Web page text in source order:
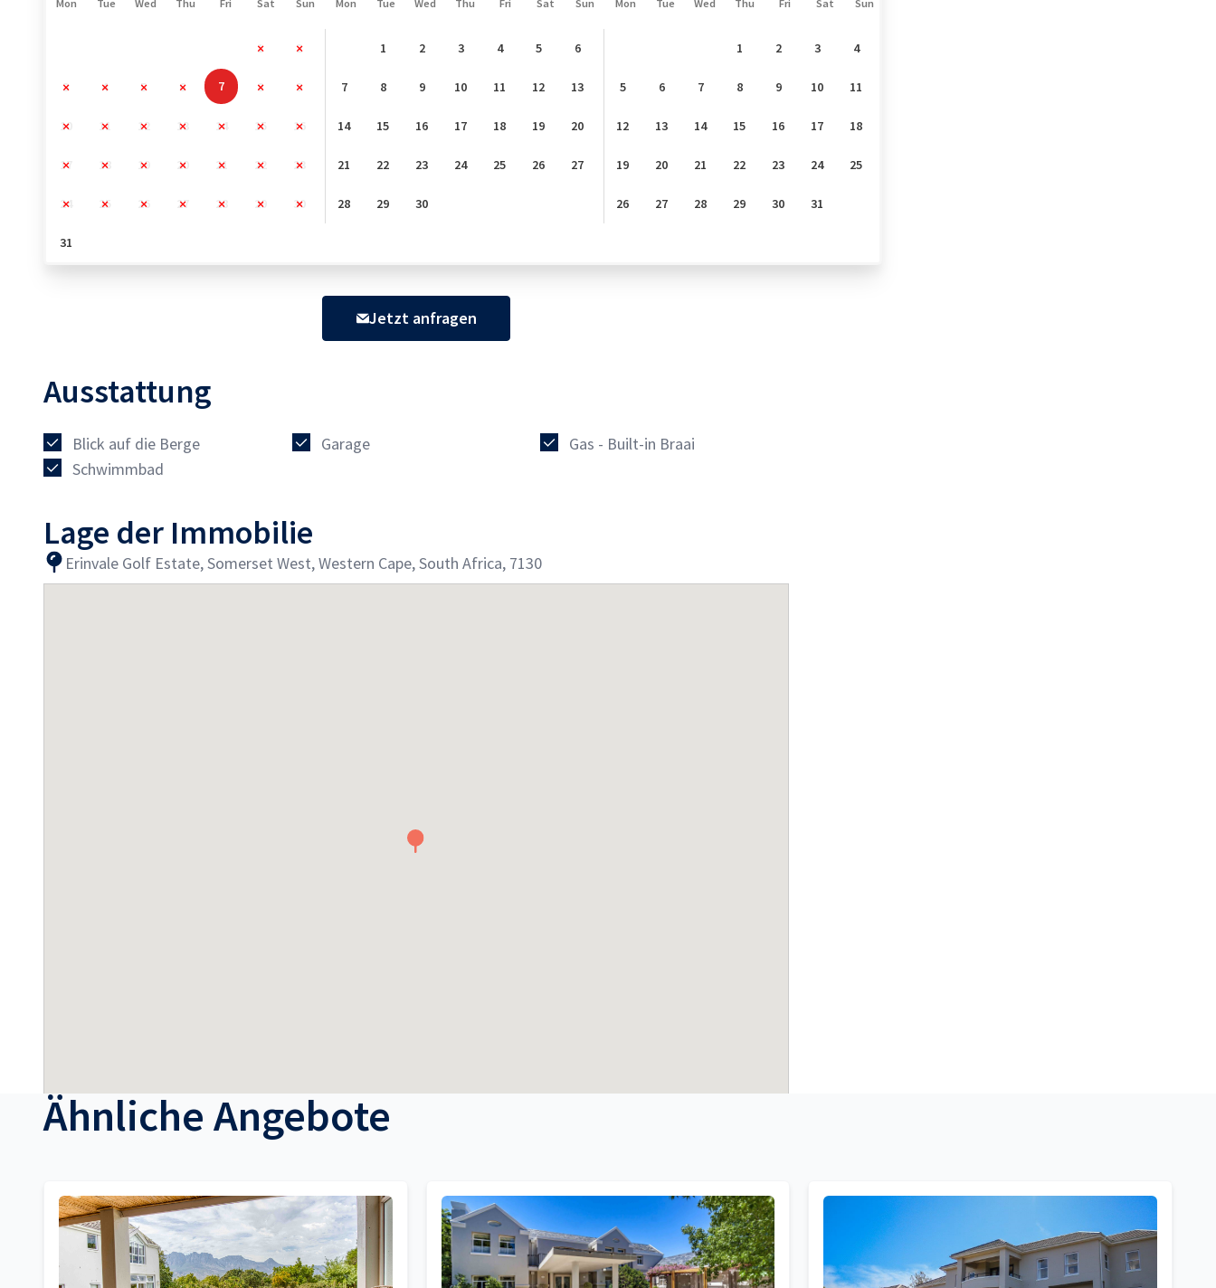
Mon Tue Wed Thu Fri Sat Sun Mon Tue Wed Thu Fri Sat Sun Mon Tue Wed Thu Fri Sat Sun
1 2
3 4 5 6 7 8 9
10 11 12 13 14 15 16
17 18 19 20 21 22 23
24 25 26 27 28 29 30
31
1 2 3 4 5 6
7 8 9 10 11 12 13
14 15 16 17 18 19 20
21 22 23 24 25 26 27
28 29 30
1 2 3 4
5 6 7 8 9 10 11
12 13 14 15 16 17 18
19 20 21 22 23 24 25
26 27 28 29 30 31
Jetzt anfragen
Ausstattung
Blick auf die Berge Garage
Gas - Built-in Braai
Schwimmbad
Lage der Immobilie
Erinvale Golf Estate, Somerset West, Western Cape, South Africa, 7130
Ähnliche Angebote